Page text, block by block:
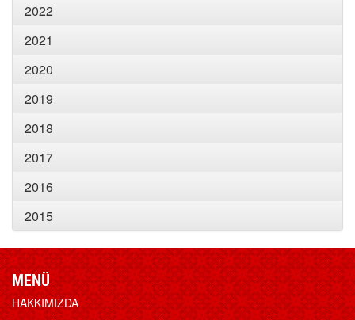
2022
2021
2020
2019
2018
2017
2016
2015
MENÜ
HAKKIMIZDA